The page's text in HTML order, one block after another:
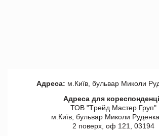
Адреса: м.Київ, бульвар Миколи
Адреса для
ТОВ "Tрейд Мастер Груп"
м.Київ, бульвар Миколи
2 поверх, оф 121, 03194